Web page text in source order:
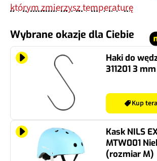
którym zmierzysz temperaturę
Wybrane okazje dla Ciebie
Haki do
311201 3
Kup
Kask NILS
MTW001
(rozmiar M)